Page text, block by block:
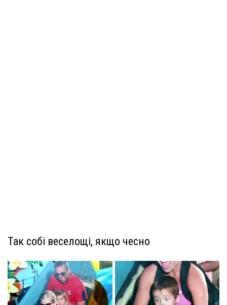
Так собі веселощі, якщо чесно